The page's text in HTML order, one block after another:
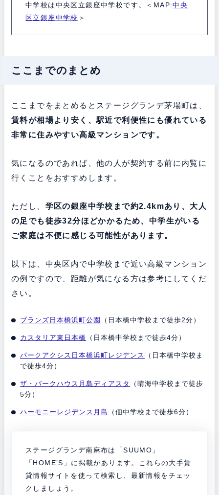
中学校は中央区立銀座中学校です。＜MAP:中央
区立銀座中学校 ＞
ここまでのまとめ
ここまでをまとめるとステージグランデ茅場町は、
賃料が相場より安く、駅近で利便性にも優れている
非常に住みやすい高級マンションです。
気になるのであれば、他の人が契約する前に内覧に
行くことをおすすめします。
ただし、 学区の銀座中学校まで約2.4kmあり、大人
の足でも徒歩32分ほどかかるため、中学生がいる
ご家庭は不便に感じる可能性があります。
以下は、中央区内で中学校まで近い高級マンション
の例ですので、距離が気になる方は参考にしてくだ
さい。
ブランズ日本橋浜町公園 （日本橋中学校まで徒歩2分）
カスタリア東日本橋 （日本橋中学校まで徒歩4分）
パークアクシス日本橋浜町レジデンス
（日本橋中学校ま
で徒歩4分）
ザ・パークハウス月島ディアスタ
（晴海中学校まで徒歩
5分）
ハーモニーレジデンス月島 （佃中学校まで徒歩6分）
ステージグランデ南麻布は「SUUMO」
「HOME’S」に掲載があります。これらの大手賃
貸情報サイトを使って検索し、最新情報をチェッ
クしましょう。